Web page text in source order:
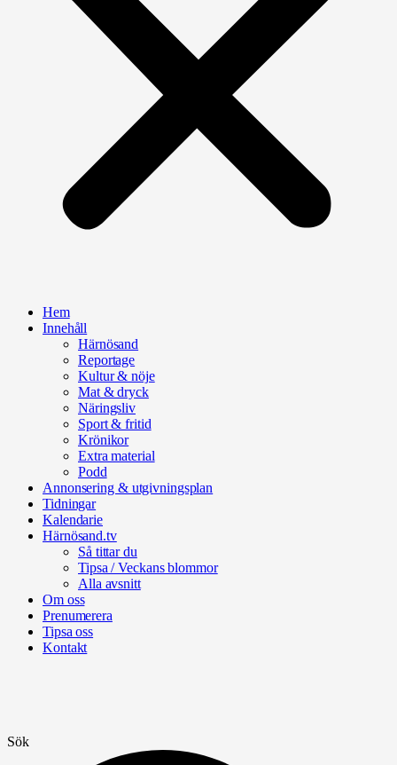
Hem
Innehåll
Härnösand
Reportage
Kultur & nöje
Mat & dryck
Näringsliv
Sport & fritid
Krönikor
Extra material
Podd
Annonsering & utgivningsplan
Tidningar
Kalendarie
Härnösand.tv
Så tittar du
Tipsa / Veckans blommor
Alla avsnitt
Om oss
Prenumerera
Tipsa oss
Kontakt
Sök